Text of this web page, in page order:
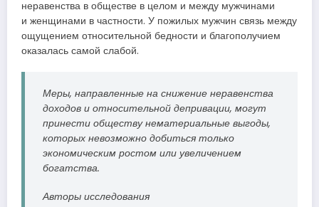
неравенства в обществе в целом и между мужчинами
и женщинами в частности. У пожилых мужчин связь между
ощущением относительной бедности и благополучием
оказалась самой слабой.
Меры, направленные на снижение неравенства
доходов и относительной депривации, могут
принести обществу нематериальные выгоды,
которых невозможно добиться только
экономическим ростом или увеличением
богатства.
Авторы исследования